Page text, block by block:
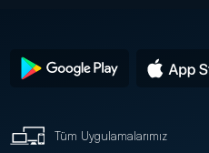
Tüm Uygulamalarımız